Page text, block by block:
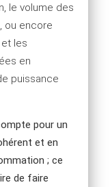
le volume des
ou encore
les
en
puissance
pour un
et en
; ce
de faire